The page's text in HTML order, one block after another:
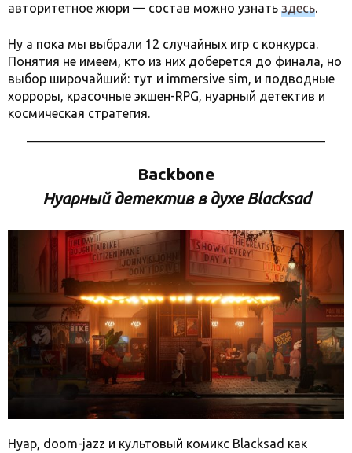
авторитетное жюри — состав можно узнать здесь.
Ну а пока мы выбрали 12 случайных игр с конкурса.
Понятия не имеем, кто из них доберется до финала, но
выбор широчайший: тут и immersive sim, и подводные
хорроры, красочные экшен-RPG, нуарный детектив и
космическая стратегия.
Backbone
Нуарный детектив в духе Blacksad
Нуар, doom-jazz и культовый комикс Blacksad как